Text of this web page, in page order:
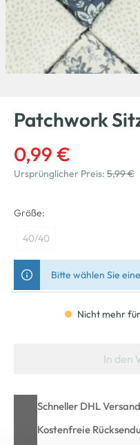
Patchwork
0,99 €
Ursprünglicher Preis: 5,99 €
Größe:
40/40
Bitte wählen Sie
Nicht mehr
In den
Schneller DHL
Kostenfreie